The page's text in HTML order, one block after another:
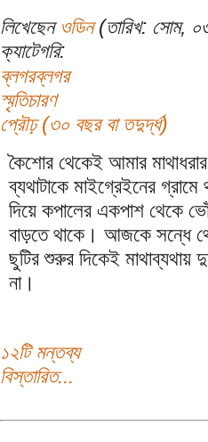
লিখেছেন ওডিন(তারিখ: সোম,
ক্যাটেগরি:
ব্লগরব্লগর
স্মৃতিচারণ
প্রৌঢ় (৩০ বছর বা তদুর্দ্ধ)
কৈশোর থেকেই আমার
ব্যথাটাকে মাইগ্রেইনের গ্রামে
দিয়ে কপালের একপাশ থেকে
বাড়তে থাকে। আজকে সন্ধে
ছুটির শুরুর দিকেই মাথাব্যথায়
না।
১২টি মন্তব্য
বিস্তারিত...